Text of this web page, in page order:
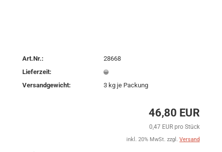
Art.Nr.:
28668
Lieferzeit:
Versandgewicht:
3 kg je Packung
46,80 EUR
0,47 EUR pro Stück
inkl. 20% MwSt. zzgl. Versand